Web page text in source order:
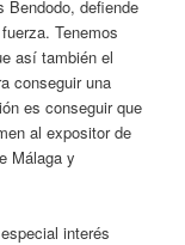
Bendodo, defiende
Tenemos
así también el
conseguir una
es conseguir que
al expositor de
Málaga y
interés